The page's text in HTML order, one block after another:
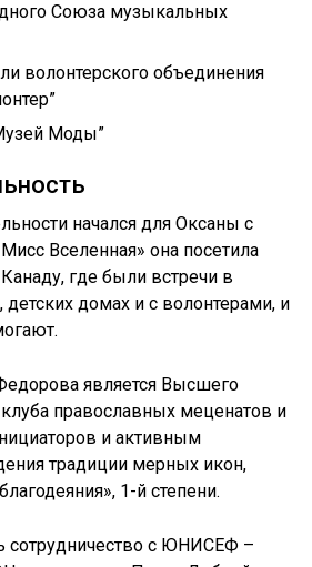
Союза музыкальных
волонтерского объединения
Моды”
начался для Оксаны с
Вселенная» она посетила
где были встречи в
детских домах и с волонтерами, и
является Высшего
православных меценатов и
и активным
традиции мерных икон,
1-й степени.
сотрудничество с ЮНИСЕФ –